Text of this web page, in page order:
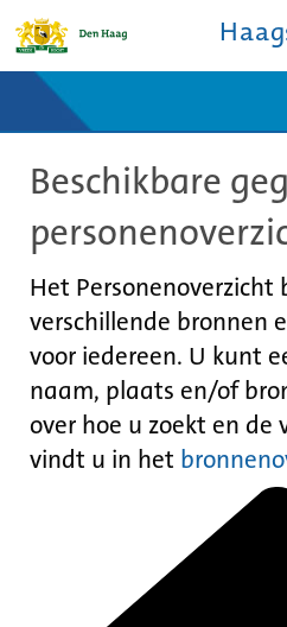
Ontdek de stad
De studiezaal
Bronnen en collecties
Contact
Beschikbare
Het
verschillende bronnen
voor iedereen. U kunt
naam, plaats en/of
over hoe u zoekt en de
vindt u in het